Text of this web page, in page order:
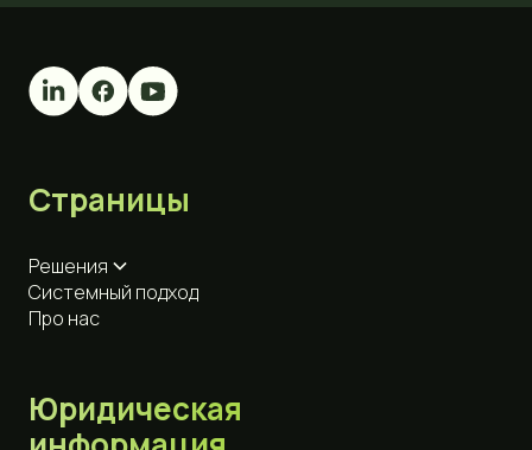
Страницы
Решения
Системный подход
Про нас
Юридическая